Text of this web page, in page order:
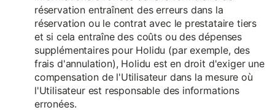
réservation entraînent des erreurs dans la
réservation ou le contrat avec le prestataire tiers
et si cela entraîne des coûts ou des dépenses
supplémentaires pour Holidu (par exemple, des
frais d'annulation), Holidu est en droit d'exiger une
compensation de l'Utilisateur dans la mesure où
l'Utilisateur est responsable des informations
erronées.